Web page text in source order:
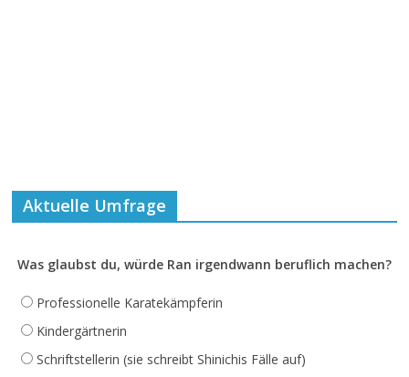
Aktuelle Umfrage
Was glaubst du, würde Ran irgendwann beruflich machen?
Professionelle Karatekämpferin
Kindergärtnerin
Schriftstellerin (sie schreibt Shinichis Fälle auf)